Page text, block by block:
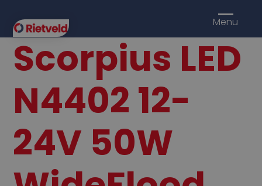
Menu
Scorpius LED
N4402 12-
24V 50W